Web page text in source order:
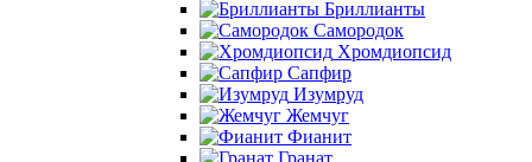
Бриллианты
Самородок
Хромдиопсид
Сапфир
Изумруд
Жемчуг
Фианит
Гранат